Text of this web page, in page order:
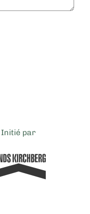
Initié par